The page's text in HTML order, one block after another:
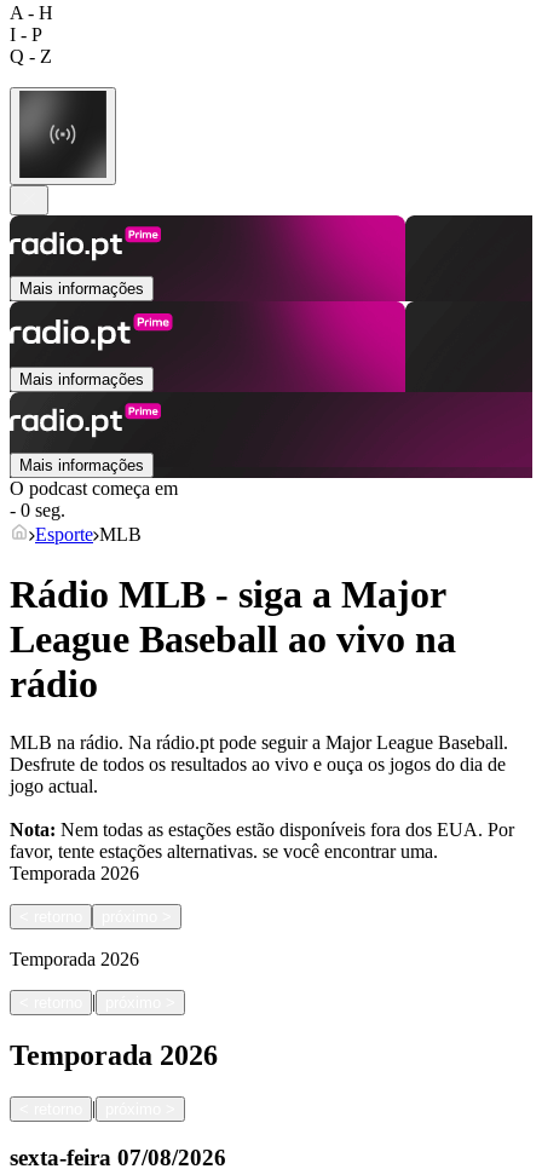
A - H
I - P
Q - Z
Mais informações
Mais informações
Mais informações
O podcast começa em
- 0 seg.
Esporte MLB
Rádio MLB - siga a Major
League Baseball ao vivo na
rádio
MLB na rádio. Na rádio.pt pode seguir a Major League Baseball.
Desfrute de todos os resultados ao vivo e ouça os jogos do dia de
jogo actual.
Nota: Nem todas as estações estão disponíveis fora dos EUA. Por
favor, tente estações alternativas. se você encontrar uma.
Temporada 2026
Temporada 2026
|
Temporada 2026
|
sexta-feira 07/08/2026